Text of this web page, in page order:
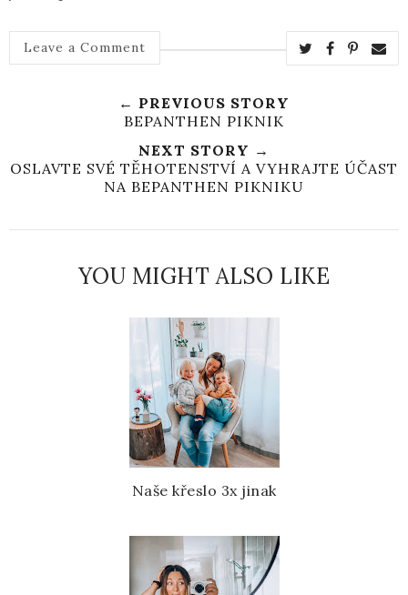
Leave a Comment
← PREVIOUS STORY
BEPANTHEN PIKNIK
NEXT STORY →
OSLAVTE SVÉ TĚHOTENSTVÍ A VYHRAJTE ÚČAST
NA BEPANTHEN PIKNIKU
YOU MIGHT ALSO LIKE
Naše křeslo 3x jinak